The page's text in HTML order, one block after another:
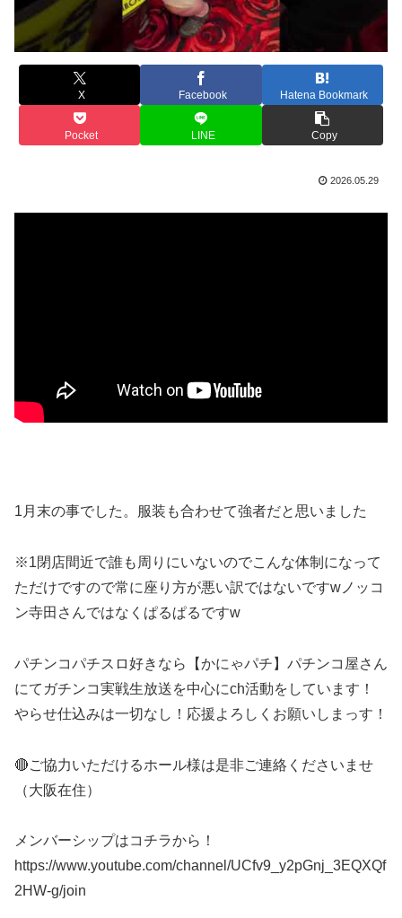
X Facebook Hatena Bookmark
Pocket LINE Copy
2026.05.29
1月末の事でした。服装も合わせて強者だと思いました
※1閉店間近で誰も周りにいないのでこんな体制になって
ただけですので常に座り方が悪い訳ではないですwノッコ
ン寺田さんではなくぱるぱるですw
パチンコパチスロ好きなら【かにゃパチ】パチンコ屋さん
にてガチンコ実戦生放送を中心にch活動をしています！
やらせ仕込みは一切なし！応援よろしくお願いしまっす！
🔴ご協力いただけるホール様は是非ご連絡くださいませ
（大阪在住）
メンバーシップはコチラから！
https://www.youtube.com/channel/UCfv9_y2pGnj_3EQXQf
2HW-g/join